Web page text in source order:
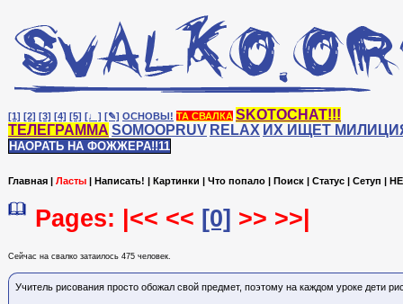
[1] [2] [3] [4] [5] [♩] [✎] ОСНОВЫ! ТА СВАЛКА SKOTOCHAT!!!
ТЕЛЕГРАММА SOMOOPRUV RELAX ИХ ИЩЕТ
НАОРАТЬ НА ФОЖЖЕРА!!11
Главная | Ласты | Написать! | Картинки | Что попало | Поиск | Статус | Сетуп |
Pages: |<< << [0] >> >>|
Сейчас на cвалко затаилось 475 человек.
Учитель рисования просто обожал свой предмет, поэтому на каждом уроке дети